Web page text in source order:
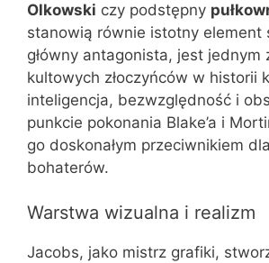
Olkowski czy podstępny
stanowią równie istotny element
główny antagonista, jest jednym
kultowych złoczyńców w historii
inteligencja, bezwzględność i
punkcie pokonania Blake’a i
go doskonałym przeciwnikiem
bohaterów.
Warstwa wizualna i realizm
Jacobs, jako mistrz grafiki,